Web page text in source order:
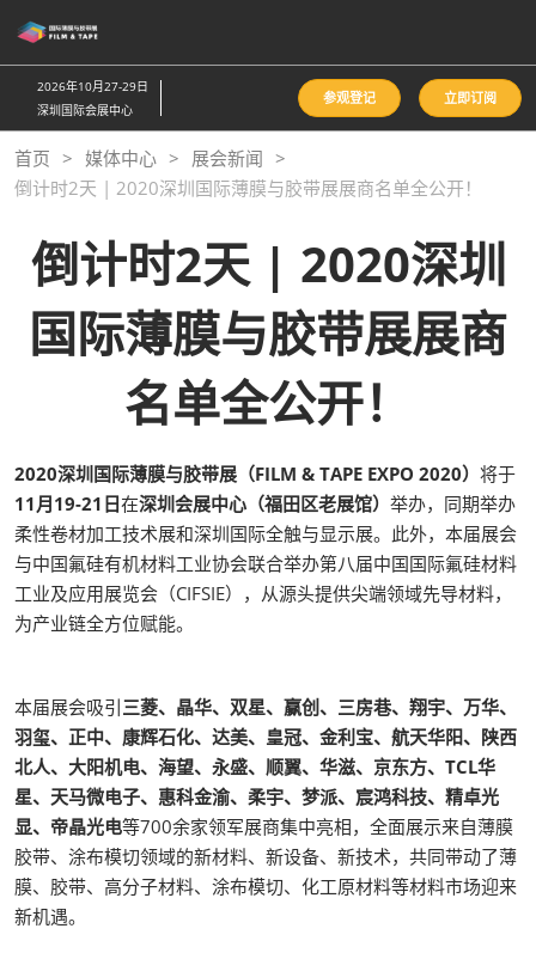
接
跳
至
内
容
2026年10月27-29日
深圳国际会展中心
参观登记 立即订阅
首页 媒体中心
展会新闻
倒计时2天 | 2020深圳国际薄膜与胶带展展商名单全公开！
倒计时2天 | 2020深圳
国际薄膜与胶带展展商
名单全公开！
2020深圳国际薄膜与胶带展（FILM & TAPE EXPO 2020） 将于
11月19-21日在深圳会展中心（福田区老展馆） 举办，同期举办
柔性卷材加工技术展和深圳国际全触与显示展。此外，本届展会
与中国氟硅有机材料工业协会联合举办第八届中国国际氟硅材料
工业及应用展览会（CIFSIE），从源头提供尖端领域先导材料，
为产业链全方位赋能。
本届展会吸引三菱、晶华、双星、赢创、三房巷、翔宇、万华、
羽玺、正中、康辉石化、达美、皇冠、金利宝、航天华阳、陕西
北人、大阳机电、海望、永盛、顺翼、华滋、京东方、TCL华
星、天马微电子、惠科金渝、柔宇、梦派、宸鸿科技、精卓光
显、帝晶光电等700余家领军展商集中亮相，全面展示来自薄膜
胶带、涂布模切领域的新材料、新设备、新技术，共同带动了薄
膜、胶带、高分子材料、涂布模切、化工原材料等材料市场迎来
新机遇。